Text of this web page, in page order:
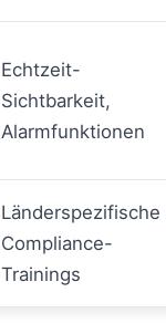
Echtzeit-
Sichtbarkeit,
Alarmfunktionen
Länderspezifische
Compliance-
Trainings